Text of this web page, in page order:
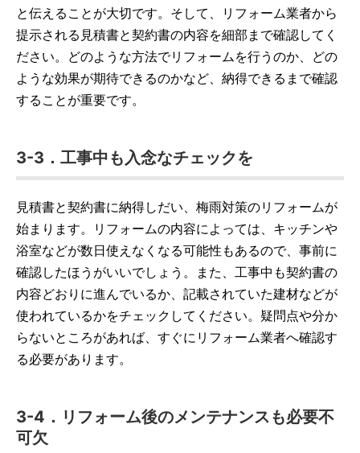
と伝えることが大切です。そして、リフォーム業者から
提示される見積書と契約書の内容を細部まで確認してく
ださい。どのような方法でリフォームを行うのか、どの
ような効果が期待できるのかなど、納得できるまで確認
することが重要です。
3-3．工事中も入念なチェックを
見積書と契約書に納得しだい、梅雨対策のリフォームが
始まります。リフォームの内容によっては、キッチンや
浴室などが数日使えなくなる可能性もあるので、事前に
確認したほうがいいでしょう。また、工事中も契約書の
内容どおりに進んでいるか、記載されていた建材などが
使われているかをチェックしてください。疑問点や分か
らないところがあれば、すぐにリフォーム業者へ確認す
る必要があります。
3-4．リフォーム後のメンテナンスも必要不
可欠